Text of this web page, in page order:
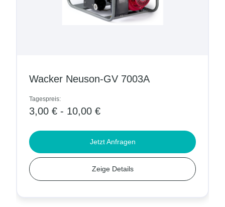
Wacker Neuson-GV 7003A
Tagespreis:
3,00 € - 10,00 €
Zeige Details
Jetzt Anfragen